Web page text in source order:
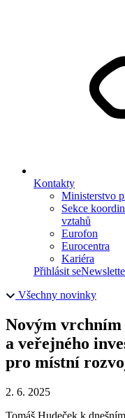
Kontakty
Ministerstvo
Sekce
vztahů
Eurofon
Eurocentra
Kariéra
Přihlásit se
Všechny novinky
Novým vrchním
a veřejného
pro místní
2. 6. 2025
Tomáš Hudeček k